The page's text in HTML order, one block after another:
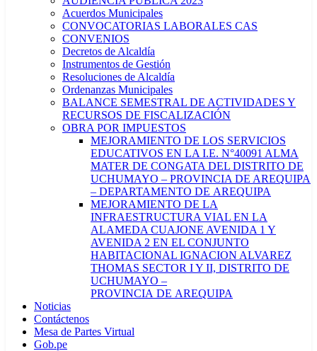
Acuerdos Municipales
CONVOCATORIAS LABORALES CAS
CONVENIOS
Decretos de Alcaldía
Instrumentos de Gestión
Resoluciones de Alcaldía
Ordenanzas Municipales
BALANCE SEMESTRAL DE ACTIVIDADES Y
RECURSOS DE FISCALIZACIÓN
OBRA POR IMPUESTOS
MEJORAMIENTO DE LOS SERVICIOS
EDUCATIVOS EN LA I.E. N°40091 ALMA
MATER DE CONGATA DEL DISTRITO DE
UCHUMAYO – PROVINCIA DE AREQUIPA
– DEPARTAMENTO DE AREQUIPA
MEJORAMIENTO DE LA
INFRAESTRUCTURA VIAL EN LA
ALAMEDA CUAJONE AVENIDA 1 Y
AVENIDA 2 EN EL CONJUNTO
HABITACIONAL IGNACION ALVAREZ
THOMAS SECTOR I Y II, DISTRITO DE
UCHUMAYO –
PROVINCIA DE AREQUIPA
Noticias
Contáctenos
Mesa de Partes Virtual
Gob.pe